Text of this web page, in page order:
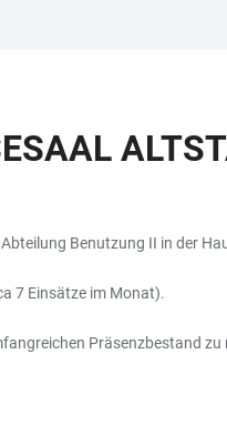
Benutzung II in der
7 Einsätze im Monat).
Präsenzbestand